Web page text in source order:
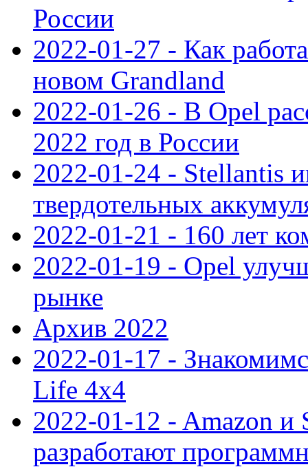
России
2022-01-27 - Как
новом Grandland
2022-01-26 - В Opel
2022 год в России
2022-01-24 - Stellantis
твердотельных
2022-01-21 - 160 лет
2022-01-19 - Opel
рынке
Архив 2022
2022-01-17 -
Life 4x4
2022-01-12 - Amazon и
разработают